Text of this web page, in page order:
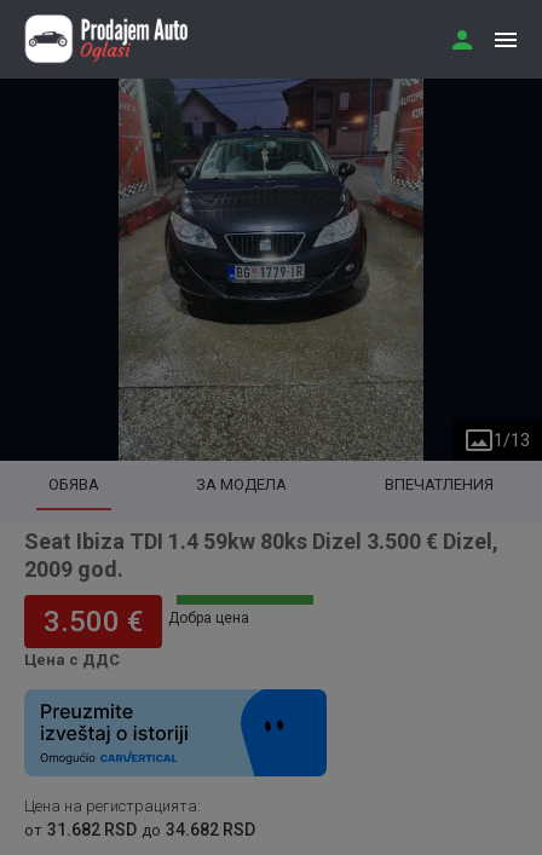
1 /13
ОБЯВА ЗА МОДЕЛА ВПЕЧАТЛЕНИЯ
Seat Ibiza TDI 1.4 59kw 80ks Dizel 3.500 € Dizel,
2009 god.
3.500 €
Цена с ДДС
Добра цена
Цена на регистрацията:
от 31.682 RSD до 34.682 RSD